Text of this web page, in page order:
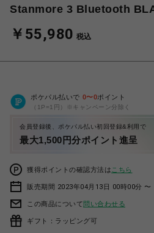
Stanmore 3 Bluetooth
￥55,980 税込
ポケパル払いで 0〜0ポイント
（1P=1円）※キャンペーン分除く
会員登録後、ポケパル払い初回登録&利用で
最大1,500円分ポイント進呈
獲得ポイントの確認方法は こちら
販売期間 2023年04月13日 00時00分 〜
この商品について問い合わせる
ギフト：ラッピング可